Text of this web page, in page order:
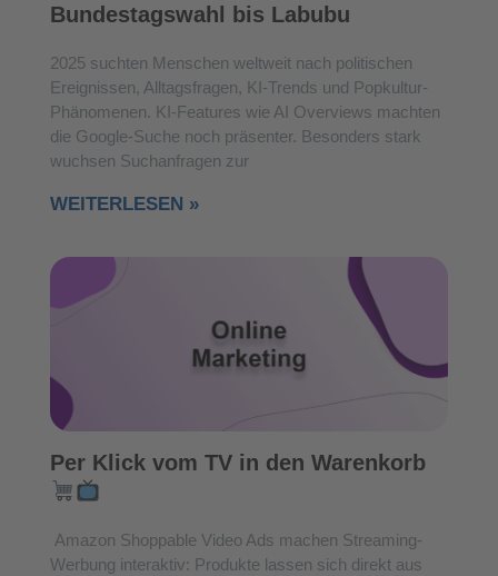
Bundestagswahl bis Labubu
2025 suchten Menschen weltweit nach politischen
Ereignissen, Alltagsfragen, KI-Trends und Popkultur-
Phänomenen. KI-Features wie AI Overviews machten
die Google-Suche noch präsenter. Besonders stark
wuchsen Suchanfragen zur
WEITERLESEN »
Per Klick vom TV in den Warenkorb
Amazon Shoppable Video Ads machen Streaming-
Werbung interaktiv: Produkte lassen sich direkt aus